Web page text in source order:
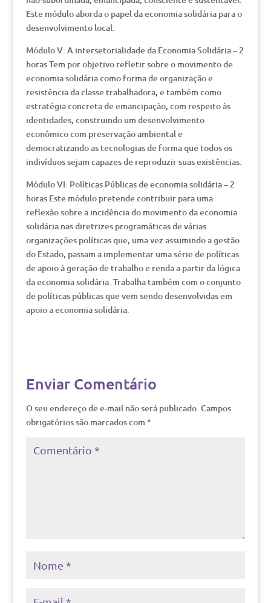
Este módulo aborda o papel da economia solidária para o
desenvolvimento local.
Módulo V: A intersetorialidade da Economia Solidária – 2
horas Tem por objetivo refletir sobre o movimento de
economia solidária como forma de organização e
resistência da classe trabalhadora, e também como
estratégia concreta de emancipação, com respeito às
identidades, construindo um desenvolvimento
econômico com preservação ambiental e
democratizando as tecnologias de forma que todos os
indivíduos sejam capazes de reproduzir suas existências.
Módulo VI: Políticas Públicas de economia solidária – 2
horas Este módulo pretende contribuir para uma
reflexão sobre a incidência do movimento da economia
solidária nas diretrizes programáticas de várias
organizações políticas que, uma vez assumindo a gestão
do Estado, passam a implementar uma série de políticas
de apoio à geração de trabalho e renda a partir da lógica
da economia solidária. Trabalha também com o conjunto
de políticas públicas que vem sendo desenvolvidas em
apoio a economia solidária.
Enviar Comentário
O seu endereço de e-mail não será publicado. Campos
obrigatórios são marcados com *